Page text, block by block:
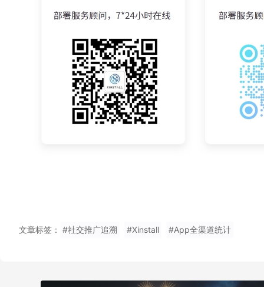
文章标签： #社交推广追溯 #Xinstall #App全渠道统计